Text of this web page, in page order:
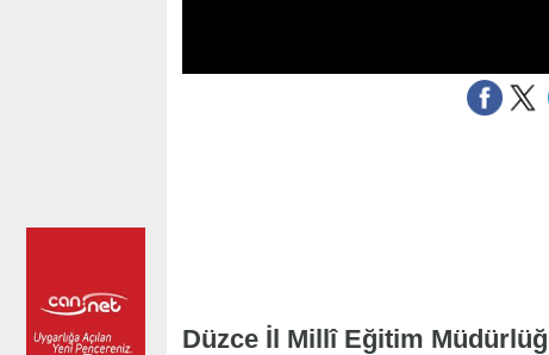
Düzce İl Millî Eğitim